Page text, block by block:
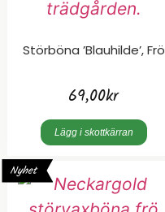
Störböna ’Blauhilde’, Frö
69,00kr
Lägg i skottkärran
Nyhet